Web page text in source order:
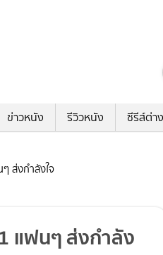
ข่าวหนัง รีวิวหนัง ซีรีส์ต่า
ๆ ส่งกำลังใจ
แฟนๆ ส่งกำลัง